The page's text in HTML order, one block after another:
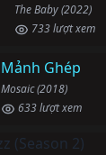
The Baby (2022)
733 lượt xem
Mảnh Ghép
Mosaic (2018)
633 lượt xem